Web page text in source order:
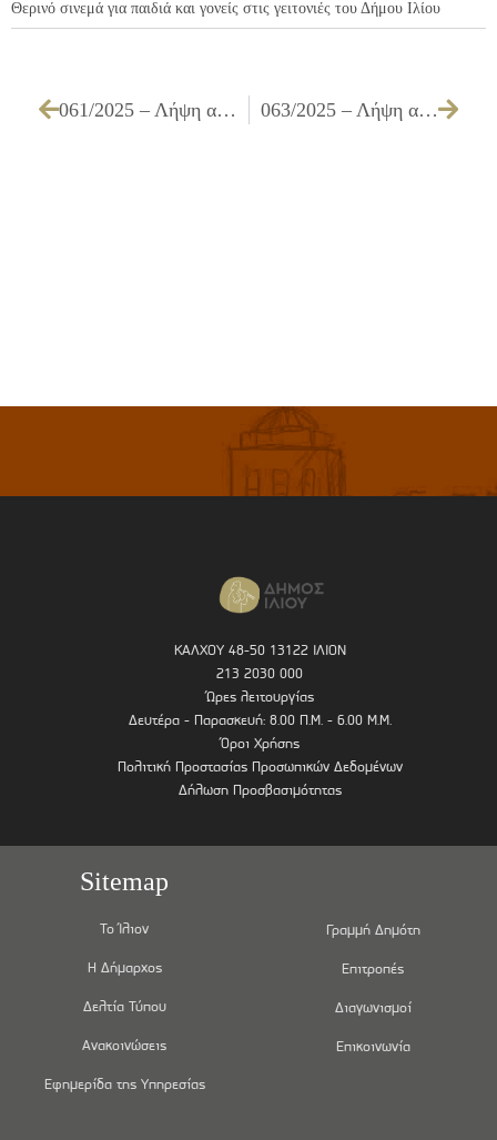
Θερινό σινεμά για παιδιά και γονείς στις γειτονιές του Δήμου Ιλίου
061/2025 – Λήψη απόφασης μετονομασίας οδού Μεσολογγίου 063/2025 – Λήψη απόφασης για επέκταση διαδρομής λεωφορείου Γραμμής 732
ΚΑΛΧΟΥ 48-50 13122 ΙΛΙΟΝ
213 2030 000
Ώρες λειτουργίας
Δευτέρα - Παρασκευή: 8.00 Π.Μ. - 6.00 Μ.Μ.
Όροι Χρήσης
Πολιτική Προστασίας Προσωπικών Δεδομένων
Δήλωση Προσβασιμότητας
Sitemap
Το Ίλιον
Η Δήμαρχος
Δελτία Τύπου
Ανακοινώσεις
Εφημερίδα της Υπηρεσίας
Γραμμή Δημότη
Επιτροπές
Διαγωνισμοί
Επικοινωνία